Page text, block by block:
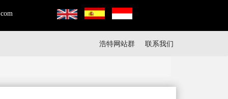
浩特网站群 联系我们